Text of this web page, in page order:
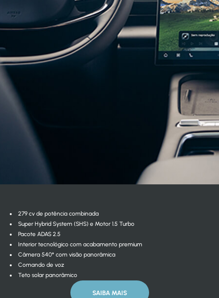
279 cv de potência combinada
Super Hybrid System (SHS) e Motor 1.5 Turbo
Pacote ADAS 2.5
Interior tecnológico com acabamento premium
Câmera 540° com visão panorâmica
Comando de voz
Teto solar panorâmico
SAIBA MAIS